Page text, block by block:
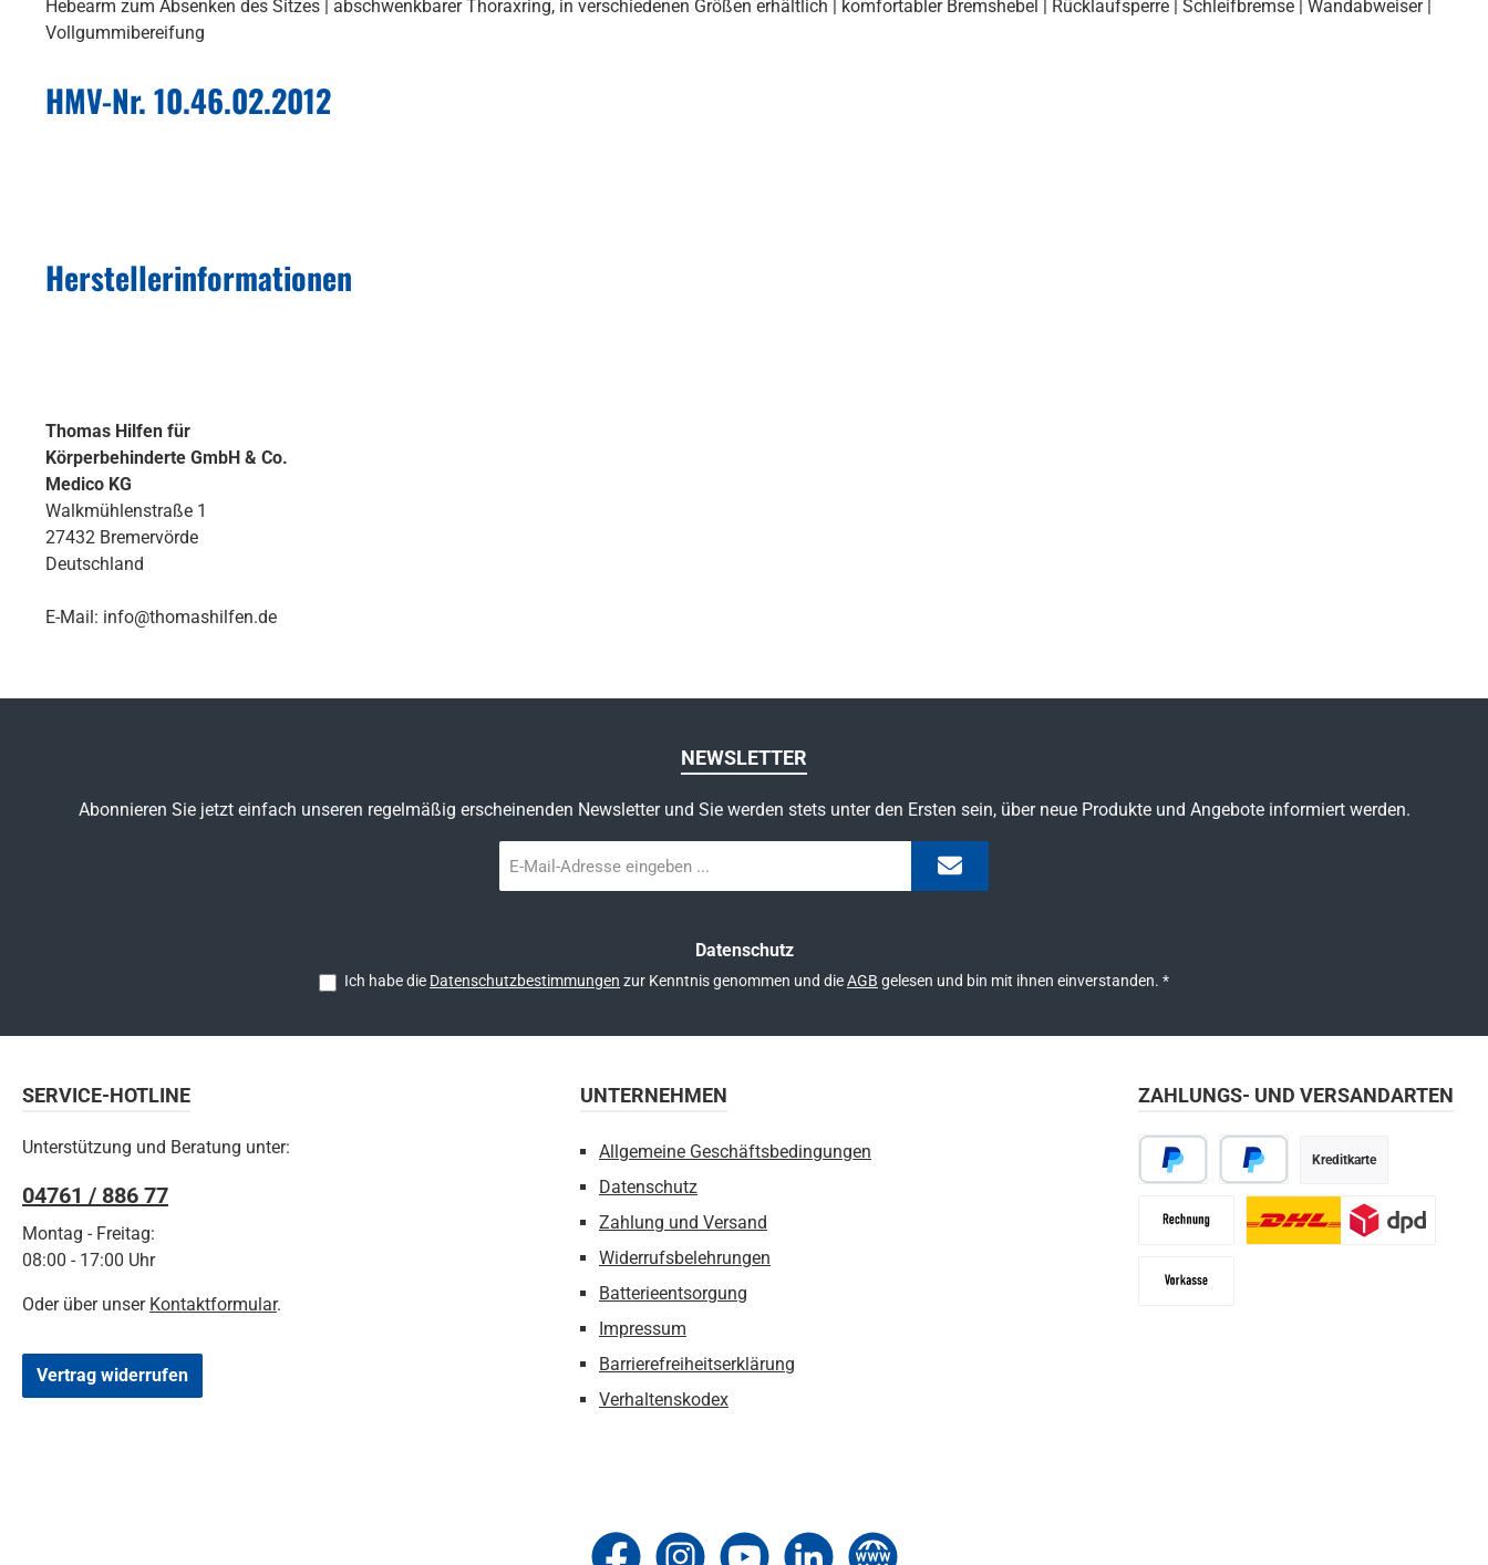
Hebearm zum Absenken des Sitzes | abschwenkbarer Thoraxring, in verschiedenen Größen erhältlich | komfortabler Bremshebel | Rücklaufsperre | Schleifbremse | Wandabweiser |
Vollgummibereifung
HMV-Nr. 10.46.02.2012
Herstellerinformationen
Thomas Hilfen für
Körperbehinderte GmbH & Co.
Medico KG
Walkmühlenstraße 1
27432 Bremervörde
Deutschland
E-Mail: info@thomashilfen.de
NEWSLETTER
Abonnieren Sie jetzt einfach unseren regelmäßig erscheinenden Newsletter und Sie werden stets unter den Ersten sein, über neue Produkte und Angebote informiert werden.
Mail-
Datenschutz
Ich habe die Datenschutzbestimmungen zur Kenntnis genommen und dieAGB gelesen und bin mit ihnen einverstanden. *
SERVICE-HOTLINE
Unterstützung und Beratung unter:
04761 / 886 77
Montag - Freitag:
08:00 - 17:00 Uhr
Oder über unser Kontaktformular.
Vertrag widerrufen
UNTERNEHMEN
Allgemeine Geschäftsbedingungen
Datenschutz
Zahlung und Versand
Widerrufsbelehrungen
Batterieentsorgung
Impressum
Barrierefreiheitserklärung
Verhaltenskodex
ZAHLUNGS- UND VERSANDARTEN
Später bezahlen
Kreditkarte